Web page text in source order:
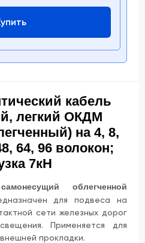
кабель
легкий ОКДМ
на 4, 8,
64, 96 волокон;
7кН
облегченной
для подвеса на
сети железных дорог
Применяется для
прокладки.